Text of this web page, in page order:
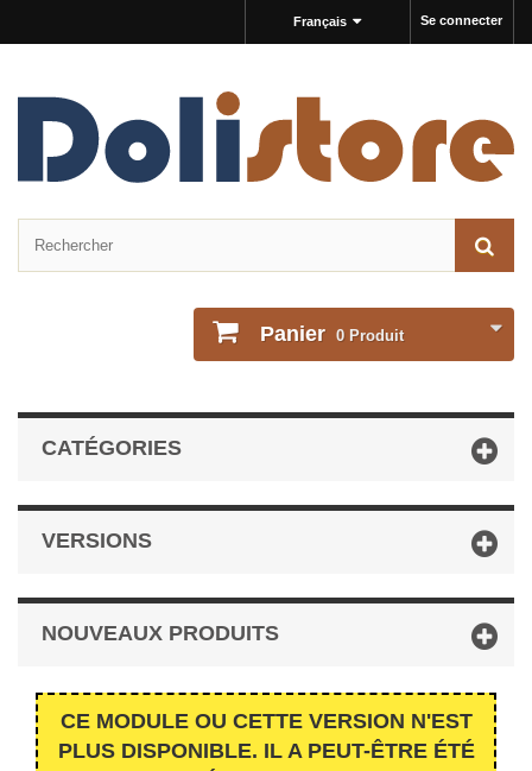
Se connecter
Français
Panier 0 Produit
CATÉGORIES
VERSIONS
NOUVEAUX PRODUITS
CE MODULE OU CETTE VERSION N'EST
PLUS DISPONIBLE. IL A PEUT-ÊTRE ÉTÉ